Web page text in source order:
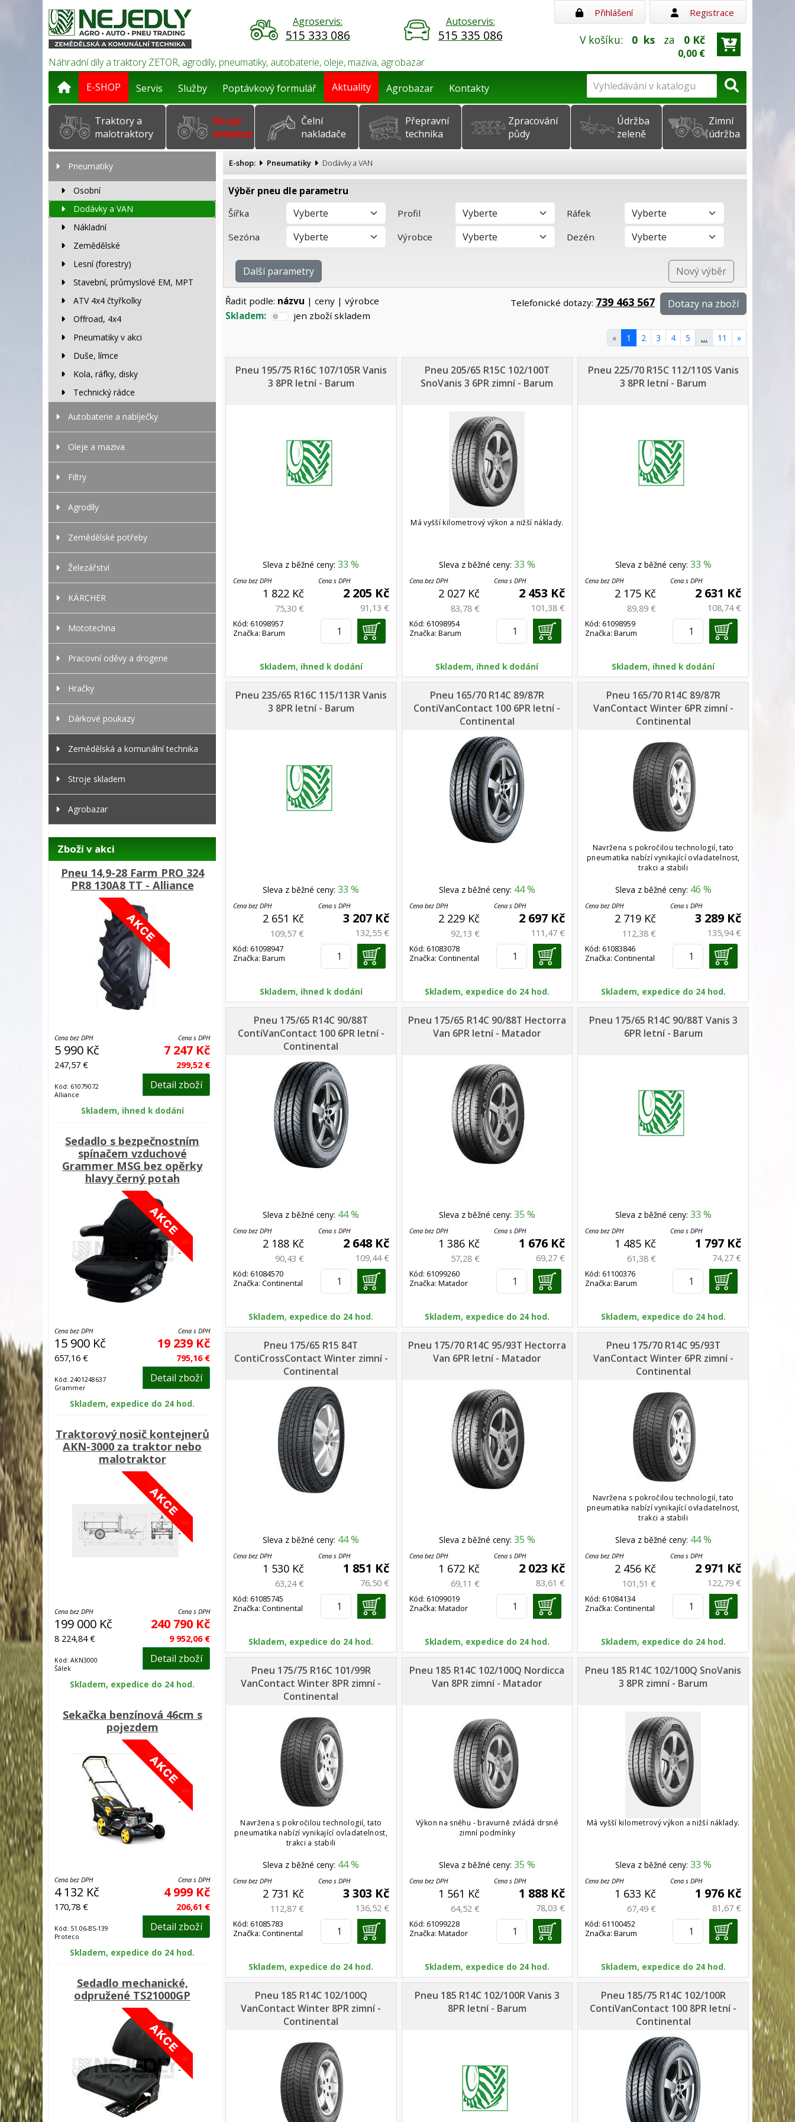
Přihlášení Registrace
Náhradní díly a traktory ZETOR, agrodíly, pneumatiky, autobaterie, oleje, maziva, agrobazar
Agroservis:
515 333 086
Autoservis:
515 335 086 V košíku: 0 ks za 0 Kč
0,00 €
E-SHOP Servis Služby Poptávkový formulář Aktuality Agrobazar Kontakty
Traktory a
malotraktory
Stroje
skladem
Čelní
nakladače
Přepravní
technika
Zpracování
půdy
Údržba
zeleně
Zimní
údržba
Pneumatiky
Osobní
Dodávky a VAN
Nákladní
Zemědělské
Lesní (forestry)
Stavební, průmyslové EM, MPT
ATV 4x4 čtyřkolky
Offroad, 4x4
Pneumatiky v akci
Duše, límce
Kola, ráfky, disky
Technický rádce
Autobaterie a nabíječky
Oleje a maziva
Filtry
Agrodíly
Zemědělské potřeby
Železářství
KÄRCHER
Mototechna
Pracovní oděvy a drogerie
Hračky
Dárkové poukazy
Zemědělská a komunální technika
Stroje skladem
Agrobazar
Zboží v akci
Pneu 14,9-28 Farm PRO 324
PR8 130A8 TT - Alliance
Cena bez DPH
5 990 Kč
247,57 €
Cena s DPH
7 247 Kč
299,52 €
Kód: 61079072
Alliance
Detail zboží
Skladem, ihned k dodání
Sedadlo s bezpečnostním
spínačem vzduchové
Grammer MSG bez opěrky
hlavy černý potah
Cena bez DPH
15 900 Kč
657,16 €
Cena s DPH
19 239 Kč
795,16 €
Kód: 2401248637
Grammer
Detail zboží
Skladem, expedice do 24 hod.
Traktorový nosič kontejnerů
AKN-3000 za traktor nebo
malotraktor
Cena bez DPH
199 000 Kč
8 224,84 €
Cena s DPH
240 790 Kč
9 952,06 €
Kód: AKN3000
Šálek
Detail zboží
Skladem, expedice do 24 hod.
Sekačka benzínová 46cm s
pojezdem
Cena bez DPH
4 132 Kč
170,78 €
Cena s DPH
4 999 Kč
206,61 €
Kód: 51.06-BS-139
Proteco
Detail zboží
Skladem, expedice do 24 hod.
Sedadlo mechanické,
odpružené TS21000GP
E-shop: Pneumatiky Dodávky a VAN
Výběr pneu dle parametru
Šířka
Profil
Ráfek
Sezóna
Výrobce Dezén
Další parametry Nový výběr
Řadit podle: názvu | ceny | výrobce
Skladem:
jen zboží skladem
Telefonické dotazy: 739 463 567 Dotazy na zboží
« 1 2 3 4 5 … 11 »
Pneu 195/75 R16C 107/105R Vanis
3 8PR letní - Barum
Sleva z běžné ceny:33 %
Cena bez DPH
1 822 Kč
75,30 €
Cena s DPH
2 205 Kč
91,13 €
Kód: 61098957
Značka: Barum
Skladem, ihned k dodání
Pneu 205/65 R15C 102/100T
SnoVanis 3 6PR zimní - Barum
Má vyšší kilometrový výkon a nižší náklady.
Sleva z běžné ceny: 33 %
Cena bez DPH
2 027 Kč
83,78 €
Cena s DPH
2 453 Kč
101,38 €
Kód: 61098954
Značka: Barum
Skladem, ihned k dodání
Pneu 225/70 R15C 112/110S Vanis
3 8PR letní - Barum
Sleva z běžné ceny: 33 %
Cena bez DPH
2 175 Kč
89,89 €
Cena s DPH
2 631 Kč
108,74 €
Kód: 61098959
Značka: Barum
Skladem, ihned k dodání
Pneu 235/65 R16C 115/113R Vanis
3 8PR letní - Barum
Sleva z běžné ceny:33 %
Cena bez DPH
2 651 Kč
109,57 €
Cena s DPH
3 207 Kč
132,55 €
Kód: 61098947
Značka: Barum
Skladem, ihned k dodání
Pneu 165/70 R14C 89/87R
ContiVanContact 100 6PR letní -
Continental
Sleva z běžné ceny: 44 %
Cena bez DPH
2 229 Kč
92,13 €
Cena s DPH
2 697 Kč
111,47 €
Kód: 61083078
Značka: Continental
Skladem, expedice do 24 hod.
Pneu 165/70 R14C 89/87R
VanContact Winter 6PR zimní -
Continental
Navržena s pokročilou technologií, tato
pneumatika nabízí vynikající ovladatelnost,
trakci a stabili
Sleva z běžné ceny: 46 %
Cena bez DPH
2 719 Kč
112,38 €
Cena s DPH
3 289 Kč
135,94 €
Kód: 61083846
Značka: Continental
Skladem, expedice do 24 hod.
Pneu 175/65 R14C 90/88T
ContiVanContact 100 6PR letní -
Continental
Sleva z běžné ceny: 44 %
Cena bez DPH
2 188 Kč
90,43 €
Cena s DPH
2 648 Kč
109,44 €
Kód: 61084570
Značka: Continental
Skladem, expedice do 24 hod.
Pneu 175/65 R14C 90/88T Hectorra
Van 6PR letní - Matador
Sleva z běžné ceny: 35 %
Cena bez DPH
1 386 Kč
57,28 €
Cena s DPH
1 676 Kč
69,27 €
Kód: 61099260
Značka: Matador
Skladem, expedice do 24 hod.
Pneu 175/65 R14C 90/88T Vanis 3
6PR letní - Barum
Sleva z běžné ceny: 33 %
Cena bez DPH
1 485 Kč
61,38 €
Cena s DPH
1 797 Kč
74,27 €
Kód: 61100376
Značka: Barum
Skladem, expedice do 24 hod.
Pneu 175/65 R15 84T
ContiCrossContact Winter zimní -
Continental
Sleva z běžné ceny: 44 %
Cena bez DPH
1 530 Kč
63,24 €
Cena s DPH
1 851 Kč
76,50 €
Kód: 61085745
Značka: Continental
Skladem, expedice do 24 hod.
Pneu 175/70 R14C 95/93T Hectorra
Van 6PR letní - Matador
Sleva z běžné ceny: 35 %
Cena bez DPH
1 672 Kč
69,11 €
Cena s DPH
2 023 Kč
83,61 €
Kód: 61099019
Značka: Matador
Skladem, expedice do 24 hod.
Pneu 175/70 R14C 95/93T
VanContact Winter 6PR zimní -
Continental
Navržena s pokročilou technologií, tato
pneumatika nabízí vynikající ovladatelnost,
trakci a stabili
Sleva z běžné ceny: 44 %
Cena bez DPH
2 456 Kč
101,51 €
Cena s DPH
2 971 Kč
122,79 €
Kód: 61084134
Značka: Continental
Skladem, expedice do 24 hod.
Pneu 175/75 R16C 101/99R
VanContact Winter 8PR zimní -
Continental
Navržena s pokročilou technologií, tato
pneumatika nabízí vynikající ovladatelnost,
trakci a stabili
Sleva z běžné ceny: 44 %
Cena bez DPH
2 731 Kč
112,87 €
Cena s DPH
3 303 Kč
136,52 €
Kód: 61085783
Značka: Continental
Skladem, expedice do 24 hod.
Pneu 185 R14C 102/100Q Nordicca
Van 8PR zimní - Matador
Výkon na sněhu - bravurně zvládá drsné
zimní podmínky
Sleva z běžné ceny: 35 %
Cena bez DPH
1 561 Kč
64,52 €
Cena s DPH
1 888 Kč
78,03 €
Kód: 61099228
Značka: Matador
Skladem, expedice do 24 hod.
Pneu 185 R14C 102/100Q SnoVanis
3 8PR zimní - Barum
Má vyšší kilometrový výkon a nižší náklady.
Sleva z běžné ceny: 33 %
Cena bez DPH
1 633 Kč
67,49 €
Cena s DPH
1 976 Kč
81,67 €
Kód: 61100452
Značka: Barum
Skladem, expedice do 24 hod.
Pneu 185 R14C 102/100Q
VanContact Winter 8PR zimní -
Continental
Pneu 185 R14C 102/100R Vanis 3
8PR letní - Barum
Pneu 185/75 R14C 102/100R
ContiVanContact 100 8PR letní -
Continental